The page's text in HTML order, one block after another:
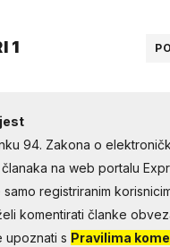
1
94. Zakona o
na web portalu
registriranim
komentirati članke
upoznati s Pravilima